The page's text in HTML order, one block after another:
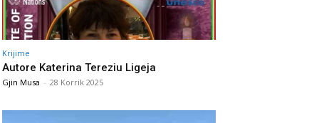
Krijime
Autore Katerina Tereziu Ligeja
Gjin Musa - 28 Korrik 2025